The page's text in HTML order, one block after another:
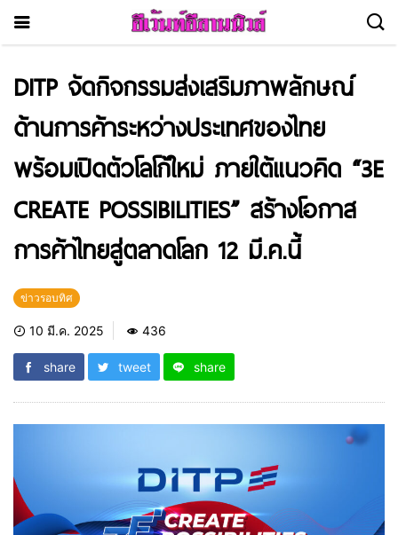
DITP จัดกิจกรรมส่งเสริมภาพลักษณ์
ด้านการค้าระหว่างประเทศของไทย
พร้อมเปิดตัวโลโก้ใหม่ ภายใต้แนวคิด “3E
CREATE POSSIBILITIES” สร้างโอกาส
การค้าไทยสู่ตลาดโลก 12 มี.ค.นี้
ข่าวรอบทิศ
10 มี.ค. 2025 436
share tweet share